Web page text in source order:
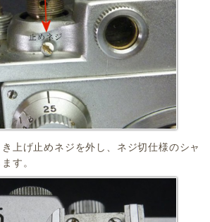
上げ止めネジを外し、ネジ切仕様のシャ
す。